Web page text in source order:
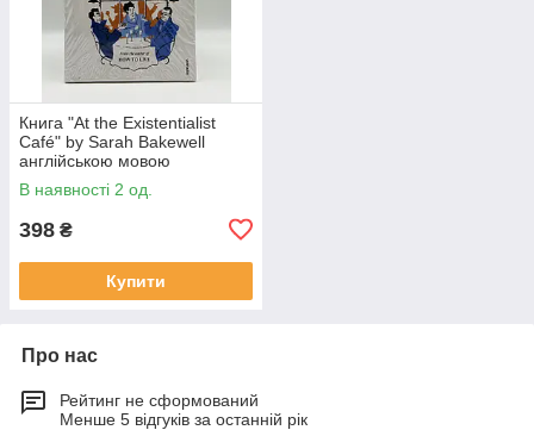
Книга "At the Existentialist
Café" by Sarah Bakewell
англійською мовою
В наявності 2 од.
398 ₴
Купити
Про нас
Рейтинг не сформований
Менше 5 відгуків за останній рік